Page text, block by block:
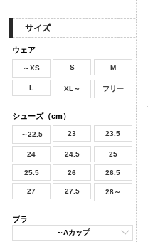
ウェア
～XS S M
L XL～ フリー
シューズ（cm）
～22.5 23 23.5
24 24.5 25
25.5 26 26.5
27 27.5 28～
ブラ
～Aカップ